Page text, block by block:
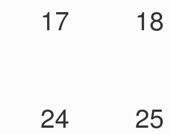
17 18
24 25